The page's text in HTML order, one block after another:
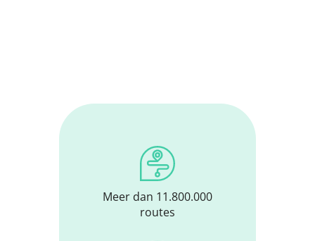
Meer dan 11.800.000
routes